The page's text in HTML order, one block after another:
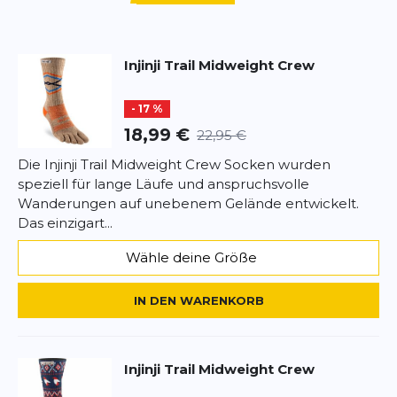
Die Strümpfe sehen schick aus und verhindern bei
mir Blasen an/zwischen den Zehen auf meinen
Weitwanderungen.
astrid 11.08.25
SCHREIBE EINE BEWERTUNG
Trail Midweight Crew
Deine Bewertung:
Produktbewertung
Vorname
Überschrift
Überschrift
Injinji Trail Midweight Crew
- 17 %
18,99 € 22,95 €
Die Injinji Trail Midweight Crew Socken wurden
speziell für lange Läufe und anspruchsvolle
Wanderungen auf unebenem Gelände entwickelt.
Das einzigart...
Wähle deine Größe
IN DEN WARENKORB
Injinji Trail Midweight Crew